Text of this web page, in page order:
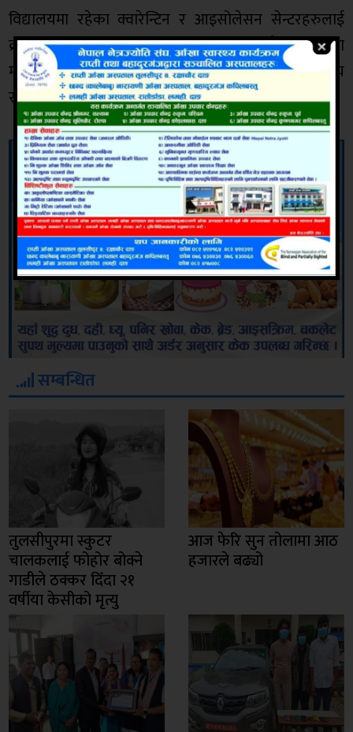
विद्यालयमा रहेका क्वारेन्टिन र आइसोलेसन सेन्टरहरुलाई
क्रमशःस्थानान्तरण गर्ने, आवश्यकता अनुसार शैक्षिक संस्था
मर्जरको नीति लिएर संक्रमण कम भएको जिल्लामा विद्यालय
सञ्चालन गर्ने निर्णय पनि वैठकले गरेको छ ।
सम्बन्धित
तुलसीपुरमा स्कुटर
चालकलाई फोहोर बोक्ने
गाडीले ठक्कर दिँदा २१
वर्षीया केसीको मृत्यु
आज फेरि सुन तोलामा आठ
हजारले बढ्यो